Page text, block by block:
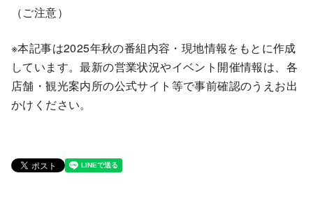
（ご注意）
※本記事は2025年秋の番組内容・現地情報をもとに作成
しています。最新の営業状況やイベント開催情報は、各
店舗・観光案内所の公式サイト等で事前確認のうえお出
かけください。